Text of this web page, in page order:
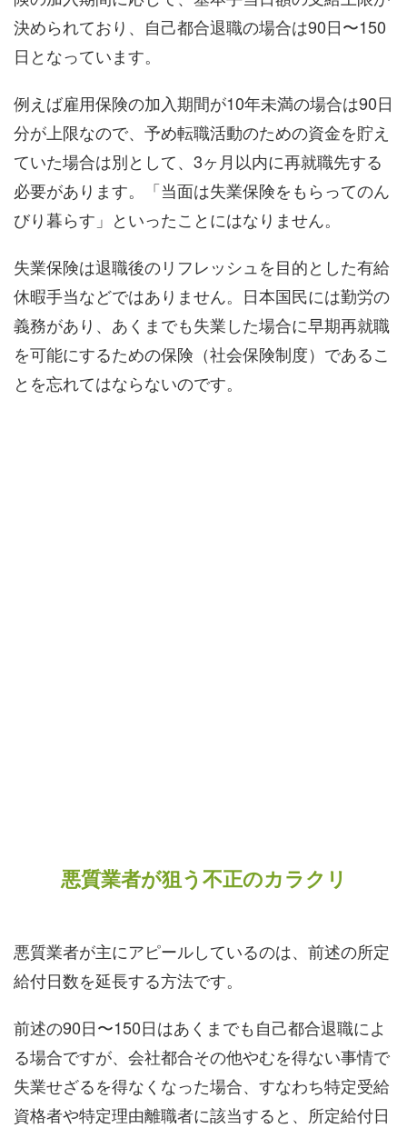
決められており、自己都合退職の場合は90日〜150
日となっています。
例えば雇用保険の加入期間が10年未満の場合は90日
分が上限なので、予め転職活動のための資金を貯え
ていた場合は別として、3ヶ月以内に再就職先する
必要があります。「当面は失業保険をもらってのん
びり暮らす」といったことにはなりません。
失業保険は退職後のリフレッシュを目的とした有給
休暇手当などではありません。日本国民には勤労の
義務があり、あくまでも失業した場合に早期再就職
を可能にするための保険（社会保険制度）であるこ
とを忘れてはならないのです。
悪質業者が狙う不正のカラクリ
悪質業者が主にアピールしているのは、前述の所定
給付日数を延長する方法です。
前述の90日〜150日はあくまでも自己都合退職によ
る場合ですが、会社都合その他やむを得ない事情で
失業せざるを得なくなった場合、すなわち特定受給
資格者や特定理由離職者に該当すると、所定給付日